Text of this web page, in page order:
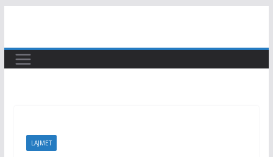
content
LAJMET